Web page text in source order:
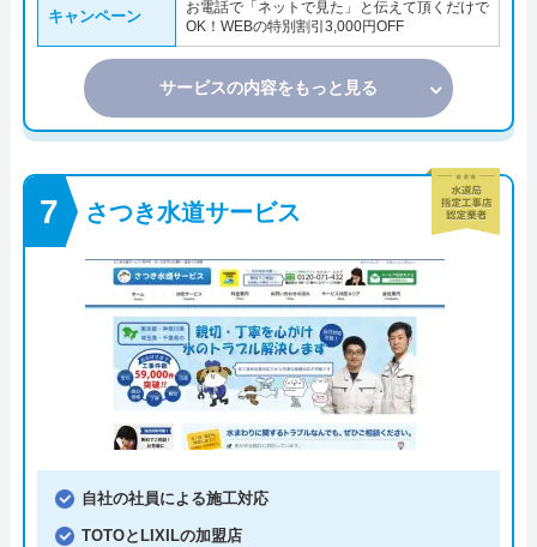
キャンペーン
お電話で「ネットで見た」と伝えて頂くだけで
OK！WEBの特別割引3,000円OFF
サービスの内容をもっと見る
さつき水道サービス
自社の社員による施工対応
TOTOとLIXILの加盟店